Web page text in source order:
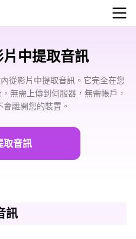
中提取音訊
從影片中提取音訊。它完全在您
無需上傳到伺服器，無需帳戶，
離開您的裝置。
取音訊
訊